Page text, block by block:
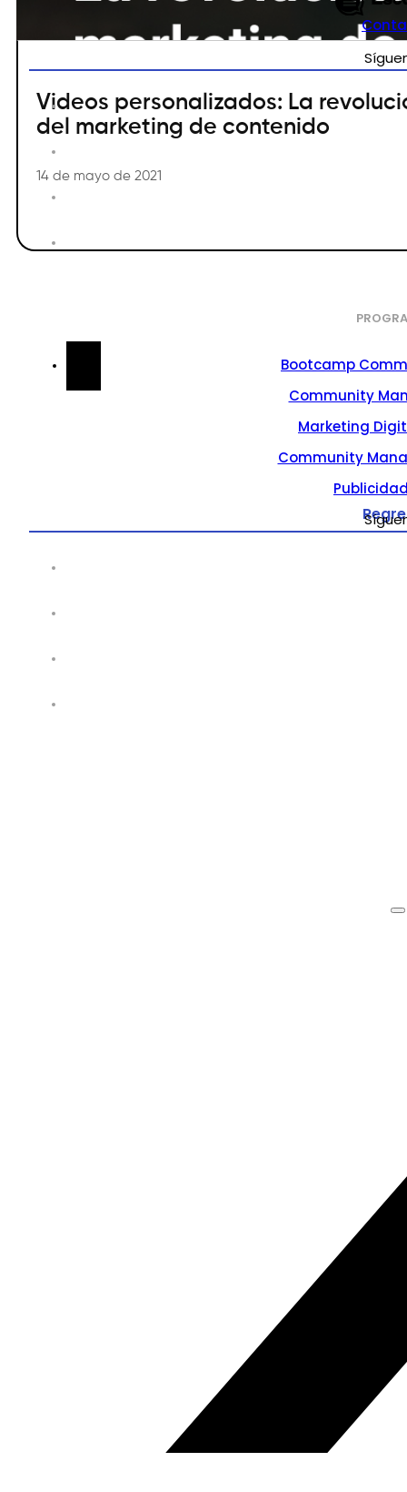
Bootcamp
Community
Marketing
Community
Videos personalizados: La
del marketing de contenido
14 de mayo de 2021